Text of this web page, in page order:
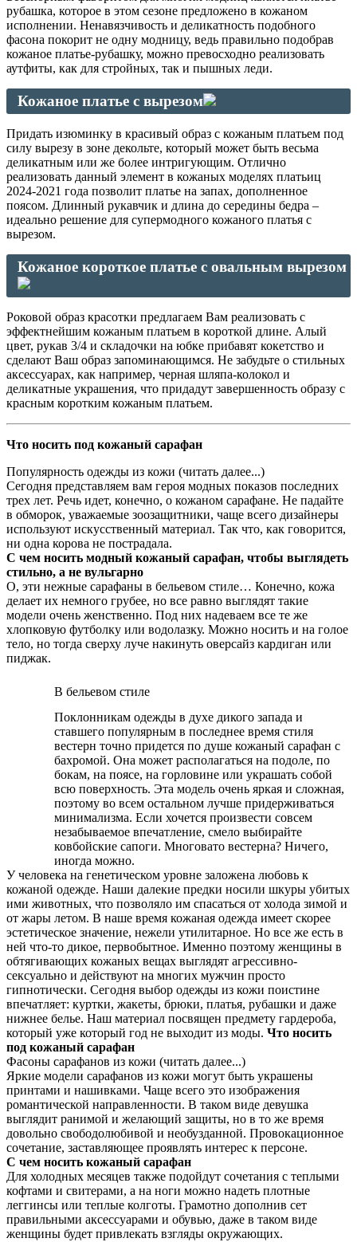
рубашка, которое в этом сезоне предложено в кожаном
исполнении. Ненавязчивость и деликатность подобного
фасона покорит не одну модницу, ведь правильно подобрав
кожаное платье-рубашку, можно превосходно реализовать
аутфиты, как для стройных, так и пышных леди.
Кожаное платье с вырезом
Придать изюминку в красивый образ с кожаным платьем под
силу вырезу в зоне декольте, который может быть весьма
деликатным или же более интригующим. Отлично
реализовать данный элемент в кожаных моделях платьиц
2024-2021 года позволит платье на запах, дополненное
поясом. Длинный рукавчик и длина до середины бедра –
идеально решение для супермодного кожаного платья с
вырезом.
Кожаное короткое платье с овальным вырезом
Роковой образ красотки предлагаем Вам реализовать с
эффектнейшим кожаным платьем в короткой длине. Алый
цвет, рукав 3/4 и складочки на юбке прибавят кокетство и
сделают Ваш образ запоминающимся. Не забудьте о стильных
аксессуарах, как например, черная шляпа-колокол и
деликатные украшения, что придадут завершенность образу с
красным коротким кожаным платьем.
Что носить под кожаный сарафан
Популярность одежды из кожи (читать далее...)
Сегодня представляем вам героя модных показов последних
трех лет. Речь идет, конечно, о кожаном сарафане. Не падайте
в обморок, уважаемые зоозащитники, чаще всего дизайнеры
используют искусственный материал. Так что, как говорится,
ни одна корова не пострадала.
С чем носить модный кожаный сарафан, чтобы выглядеть
стильно, а не вульгарно
О, эти нежные сарафаны в бельевом стиле… Конечно, кожа
делает их немного грубее, но все равно выглядят такие
модели очень женственно. Под них надеваем все те же
хлопковую футболку или водолазку. Можно носить и на голое
тело, но тогда сверху луче накинуть оверсайз кардиган или
пиджак.
В бельевом стиле
Поклонникам одежды в духе дикого запада и
ставшего популярным в последнее время стиля
вестерн точно придется по душе кожаный сарафан с
бахромой. Она может располагаться на подоле, по
бокам, на поясе, на горловине или украшать собой
всю поверхность. Эта модель очень яркая и сложная,
поэтому во всем остальном лучше придерживаться
минимализма. Если хочется произвести совсем
незабываемое впечатление, смело выбирайте
ковбойские сапоги. Многовато вестерна? Ничего,
иногда можно.
У человека на генетическом уровне заложена любовь к
кожаной одежде. Наши далекие предки носили шкуры убитых
ими животных, что позволяло им спасаться от холода зимой и
от жары летом. В наше время кожаная одежда имеет скорее
эстетическое значение, нежели утилитарное. Но все же есть в
ней что-то дикое, первобытное. Именно поэтому женщины в
обтягивающих кожаных вещах выглядят агрессивно-
сексуально и действуют на многих мужчин просто
гипнотически. Сегодня выбор одежды из кожи поистине
впечатляет: куртки, жакеты, брюки, платья, рубашки и даже
нижнее белье. Наш материал посвящен предмету гардероба,
который уже который год не выходит из моды. Что носить
под кожаный сарафан
Фасоны сарафанов из кожи (читать далее...)
Яркие модели сарафанов из кожи могут быть украшены
принтами и нашивками. Чаще всего это изображения
романтической направленности. В таком виде девушка
выглядит ранимой и желающий защиты, но в то же время
довольно свободолюбивой и необузданной. Провокационное
сочетание, заставляющее проявлять интерес к персоне.
C чем носить кожаный сарафан
Для холодных месяцев также подойдут сочетания с теплыми
кофтами и свитерами, а на ноги можно надеть плотные
леггинсы или теплые колготы. Грамотно дополнив сет
правильными аксессуарами и обувью, даже в таком виде
женщины будет привлекать взгляды окружающих.